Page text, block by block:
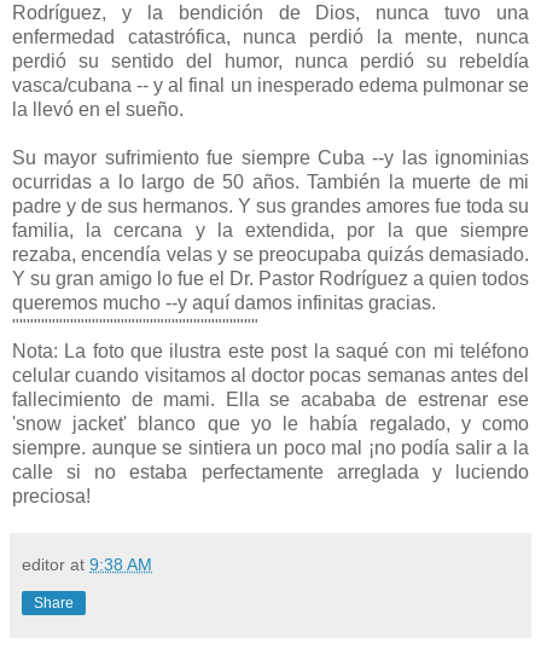
Rodríguez, y la bendición de Dios, nunca tuvo una
enfermedad catastrófica, nunca perdió la mente, nunca
perdió su sentido del humor, nunca perdió su rebeldía
vasca/cubana -- y al final un inesperado edema pulmonar se
la llevó en el sueño.
Su mayor sufrimiento fue siempre Cuba --y las ignominias
ocurridas a lo largo de 50 años. También la muerte de mi
padre y de sus hermanos. Y sus grandes amores fue toda su
familia, la cercana y la extendida, por la que siempre
rezaba, encendía velas y se preocupaba quizás demasiado.
Y su gran amigo lo fue el Dr. Pastor Rodríguez a quien todos
queremos mucho --y aquí damos infinitas gracias.
""""""""""""""""""""""""""""""""""
Nota: La foto que ilustra este post la saqué con mi teléfono
celular cuando visitamos al doctor pocas semanas antes del
fallecimiento de mami. Ella se acababa de estrenar ese
'snow jacket' blanco que yo le había regalado, y como
siempre. aunque se sintiera un poco mal ¡no podía salir a la
calle si no estaba perfectamente arreglada y luciendo
preciosa!
editor at 9:38 AM
Share